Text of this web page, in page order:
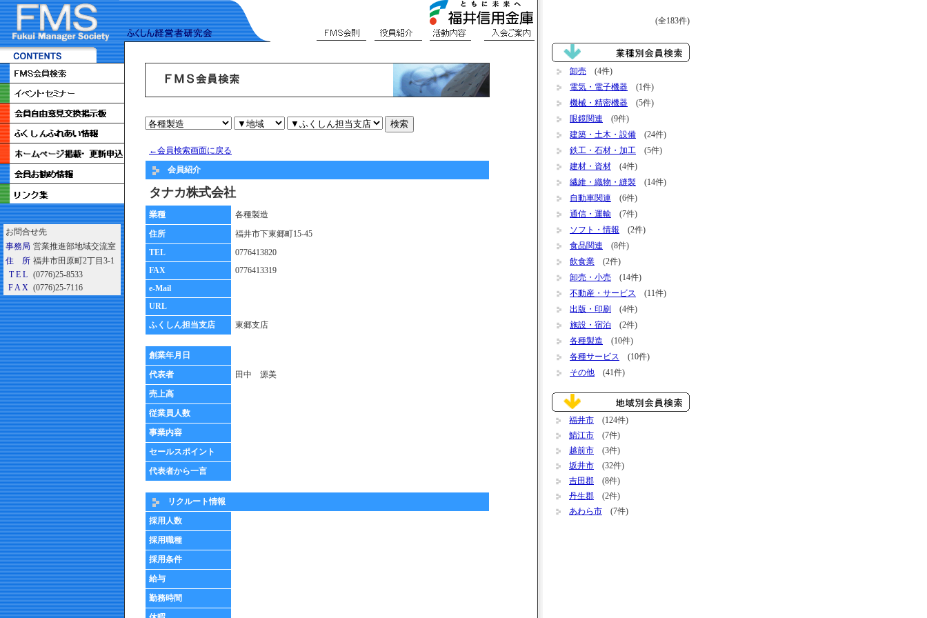
お問合せ先
事務局 営業推進部地域交流室
住 所 福井市田原町2丁目3-1
T E L
(0776)25-8533
F A X (0776)25-7116
←会員検索画面に戻る
会員紹介
タナカ株式会社
業種
各種製造
住所
福井市下東郷町15-45
TEL
0776413820
FAX
0776413319
e-Mail
URL
ふくしん担当支店
東郷支店
創業年月日
代表者
田中 源美
売上高
従業員人数
事業内容
セールスポイント
代表者から一言
リクルート情報
採用人数
採用職種
採用条件
給与
勤務時間
(全183件)
卸売 (4件)
電気・電子機器 (1件)
機械・精密機器 (5件)
眼鏡関連 (9件)
建築・土木・設備 (24件)
鉄工・石材・加工 (5件)
建材・資材 (4件)
繊維・織物・縫製 (14件)
自動車関連 (6件)
通信・運輸 (7件)
ソフト・情報 (2件)
食品関連 (8件)
飲食業 (2件)
卸売・小売 (14件)
不動産・サービス (11件)
出版・印刷
(4件)
施設・宿泊 (2件)
各種製造 (10件)
各種サービス (10件)
その他 (41件)
福井市 (124件)
鯖江市 (7件)
越前市 (3件)
坂井市 (32件)
吉田郡 (8件)
丹生郡 (2件)
あわら市 (7件)